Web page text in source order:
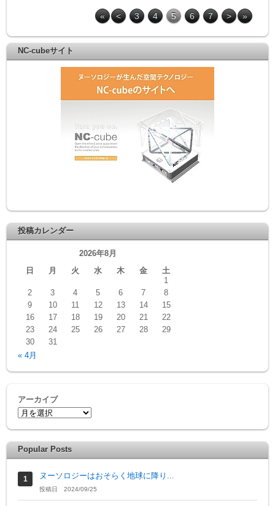
« < 3 4 5 6 7 > »
NC-cubeサイト
投稿カレンダー
2026年8月
日
月 火 水 木 金
土
1
2
3 4 5 6 7
8
9
10 11 12 13 14
15
16
17 18 19 20 21
22
23
24 25 26 27 28
29
30
31
« 4月
アーカイブ
Popular Posts
ヌーソロジーはおそらく地球に降り...
投稿日 2024/09/25